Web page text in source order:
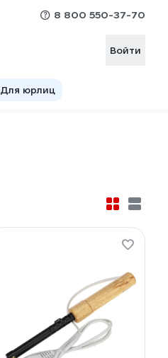
8 800 550-37-70
Войти
Для юрлиц